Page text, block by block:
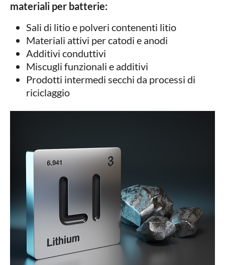
materiali per batterie:
Sali di litio e polveri contenenti litio
Materiali attivi per catodi e anodi
Additivi conduttivi
Miscugli funzionali e additivi
Prodotti intermedi secchi da processi di
riciclaggio